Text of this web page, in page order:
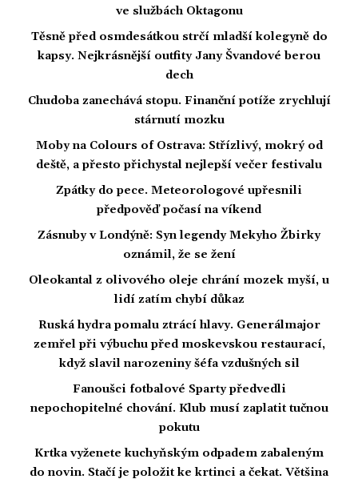
ve službách Oktagonu
Těsně před osmdesátkou strčí mladší kolegyně do
kapsy. Nejkrásnější outfity Jany Švandové berou
dech
Chudoba zanechává stopu. Finanční potíže zrychlují
stárnutí mozku
Moby na Colours of Ostrava: Střízlivý, mokrý od
deště, a přesto přichystal nejlepší večer festivalu
Zpátky do pece. Meteorologové upřesnili
předpověď počasí na víkend
Zásnuby v Londýně: Syn legendy Mekyho Žbirky
oznámil, že se žení
Oleokantal z olivového oleje chrání mozek myší, u
lidí zatím chybí důkaz
Ruská hydra pomalu ztrácí hlavy. Generálmajor
zemřel při výbuchu před moskevskou restaurací,
když slavil narozeniny šéfa vzdušných sil
Fanoušci fotbalové Sparty předvedli
nepochopitelné chování. Klub musí zaplatit tučnou
pokutu
Krtka vyženete kuchyňským odpadem zabaleným
do novin. Stačí je položit ke krtinci a čekat. Většina